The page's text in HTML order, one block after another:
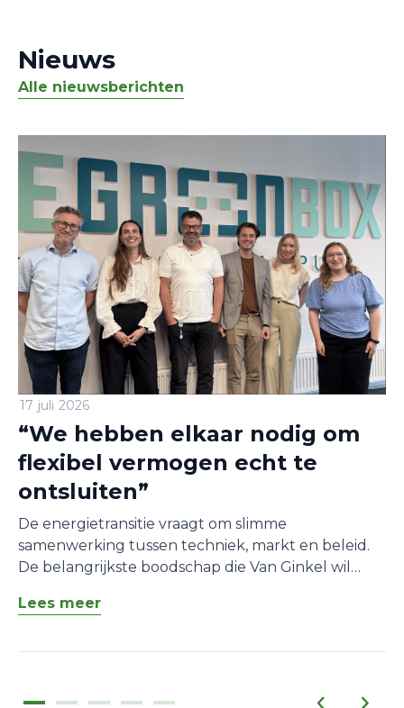
Nieuws
Alle nieuwsberichten
17 juli 2026
“We hebben elkaar nodig om
flexibel vermogen echt te
ontsluiten”
De energietransitie vraagt om slimme
samenwerking tussen techniek, markt en beleid.
De belangrijkste boodschap die Van Ginkel wil
netbeheerders is dat samenwerking essentieel is.
congestiemanagement mogelijk te maken.
voor marktpartijen moet het ook werkbaar en
Lees meer